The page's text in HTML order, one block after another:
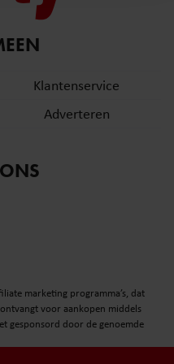
onze site met onze
en analyse. Deze
of die ze hebben
als u onze website blijft
Klantenservice
Adverteren
marketing programma’s, dat
voor aankopen middels
gesponsord door de genoemde